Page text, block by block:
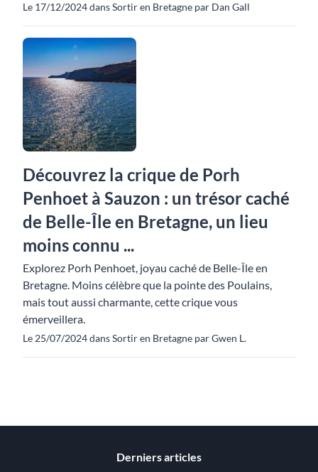
Le 17/12/2024 dans Sortir en Bretagne par Dan Gall
Découvrez la crique de Porh
Penhoet à Sauzon : un trésor caché
de Belle-Île en Bretagne, un lieu
moins connu ...
Explorez Porh Penhoet, joyau caché de Belle-Île en
Bretagne. Moins célèbre que la pointe des Poulains,
mais tout aussi charmante, cette crique vous
émerveillera.
Le 25/07/2024 dans Sortir en Bretagne par Gwen L.
Derniers articles